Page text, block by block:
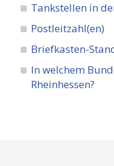
Tankstellen in
Postleitzahl(en)
Briefkasten-
In welchem
Rheinhessen?